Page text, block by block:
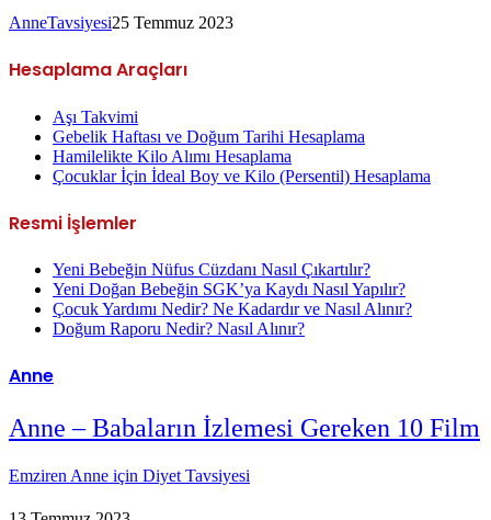
AnneTavsiyesi25 Temmuz 2023
HesaplamaAraçları
Aşı Takvimi
Gebelik Haftası ve Doğum Tarihi Hesaplama
Hamilelikte Kilo Alımı Hesaplama
Çocuklar İçin İdeal Boy ve Kilo (Persentil) Hesaplama
Resmi İşlemler
Yeni Bebeğin Nüfus Cüzdanı Nasıl Çıkartılır?
Yeni Doğan Bebeğin SGK’ya Kaydı Nasıl Yapılır?
Çocuk Yardımı Nedir? Ne Kadardır ve Nasıl Alınır?
Doğum Raporu Nedir? Nasıl Alınır?
Anne
Anne – Babaların İzlemesi Gereken 10 Film
Emziren Anne için Diyet Tavsiyesi